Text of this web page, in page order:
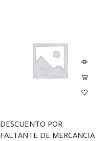
DESCUENTO POR
FALTANTE DE MERCANCIA